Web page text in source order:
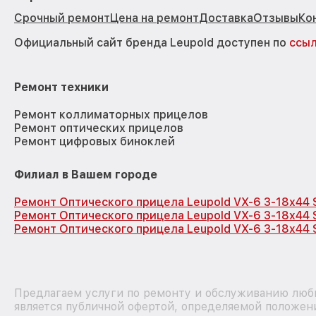
Срочный ремонтЦена на ремонтДоставкаОтзывы
Официальный сайт бренда Leupold доступен по
Ремонт техники
Ремонт коллиматорных прицелов
Ремонт оптических прицелов
Ремонт цифровых биноклей
Филиал в Вашем городе
Ремонт Оптического прицела Leupold VX-6 3-18x44
Ремонт Оптического прицела Leupold VX-6 3-18x44
Ремонт Оптического прицела Leupold VX-6 3-18x44
Предлагаем услуги по ремонту и обслуживанию
является публичной офертой, определяемой